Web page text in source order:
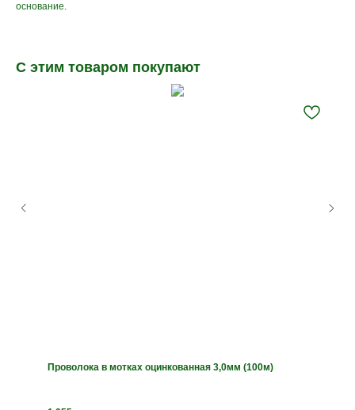
основание.
С этим товаром покупают
Проволока в мотках оцинкованная 3,0мм (100м)